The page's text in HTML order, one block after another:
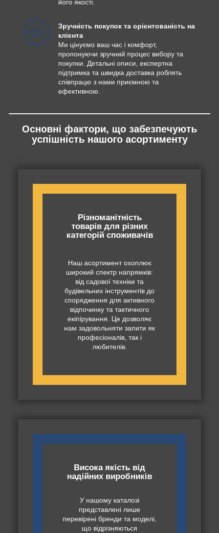
його якості.
Зручність покупок та орієнтованість на
клієнта
Ми цінуємо ваш час і комфорт,
пропонуючи зручний процес вибору та
покупки. Детальні описи, експертна
підтримка та швидка доставка роблять
співпрацю з нами приємною та
ефективною.
Основні фактори, що забезпечують
успішність нашого асортименту
Різноманітність
товарів для різних
категорій споживачів
Наш асортимент охоплює
широкий спектр напрямків:
від садової техніки та
будівельних інструментів до
спорядження для активного
відпочинку та тактичного
екіпірування. Це дозволяє
нам задовольняти запити як
професіоналів, так і
любителів.
Висока якість від
надійних виробників
У нашому каталозі
представлені лише
перевірені бренди та моделі,
що відрізняються